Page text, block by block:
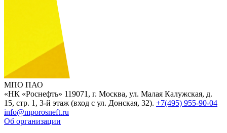
МПО ПАО
«НК «Роснефть» 119071, г. Москва, ул. Малая Калужская, д.
15, стр. 1, 3-й этаж (вход с ул. Донская, 32). +7(495) 955-90-04
info@mporosneft.ru
Об организации